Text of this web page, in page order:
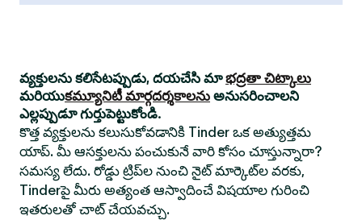
వ్యక్తులను కలిసేటప్పుడు, దయచేసి మాభద్రతా చిట్కాలు
మరియుకమ్యూనిటీ మార్గదర్శకాలను అనుసరించాలని
ఎల్లప్పుడూ గుర్తుపెట్టుకోండి.
కొత్త వ్యక్తులను కలుసుకోవడానికి Tinder ఒక అత్యుత్తమ
యాప్. మీ ఆసక్తులను పంచుకునే వారి కోసం చూస్తున్నారా?
సమస్య లేదు. రోడ్డు ట్రిప్‌ల నుంచి నైట్ మార్కెట్‌ల వరకు,
Tinderపై మీరు అత్యంత ఆస్వాదించే విషయాల గురించి
ఇతరులతో చాట్ చేయవచ్చు.